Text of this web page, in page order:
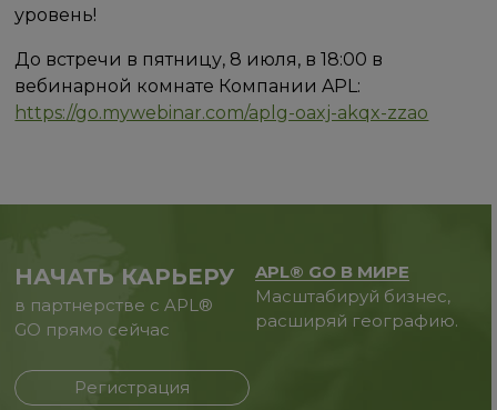
уровень!
До встречи в пятницу, 8 июля, в 18:00 в
вебинарной комнате Компании APL:
https://go.mywebinar.com/aplg-oaxj-akqx-zzao
НАЧАТЬ КАРЬЕРУ
в партнерстве с APL®
GO прямо сейчас
Регистрация
APL® GO В МИРЕ
Масштабируй бизнес,
расширяй географию.